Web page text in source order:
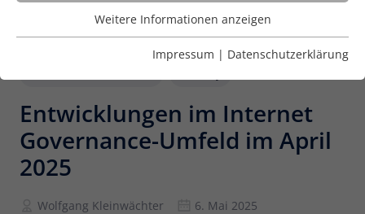
Entwicklungen im Internet
Governance-Umfeld im April
2025
Wolfgang Kleinwächter
6. Mai 2025
Nutzungsanalyse
Cookies zur Nutzungsanalyse ermöglichen es uns zu
Anbieter Matomo
Laufzeit
Zur Speicherung der
Weitere Informationen anzeigen
Impressum | Datenschutzerklärung